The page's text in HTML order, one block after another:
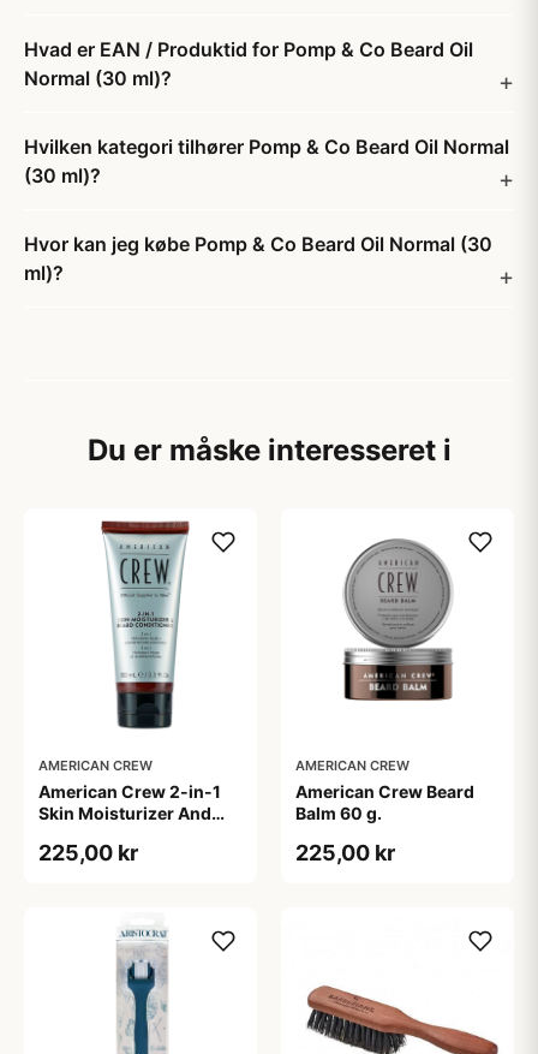
Hvad er EAN / Produktid for Pomp & Co Beard Oil
Normal (30 ml)?
Hvilken kategori tilhører Pomp & Co Beard Oil Normal
(30 ml)?
Hvor kan jeg købe Pomp & Co Beard Oil Normal (30
ml)?
Du er måske interesseret i
AMERICAN CREW
American Crew 2-in-1
Skin Moisturizer And
ml)
225,00 kr
AMERICAN CREW
American Crew Beard
Balm 60 g.
225,00 kr